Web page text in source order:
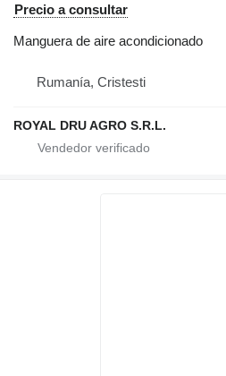
Precio a consultar
Manguera de aire acondicionado
Rumanía, Cristesti
ROYAL DRU AGRO S.R.L.